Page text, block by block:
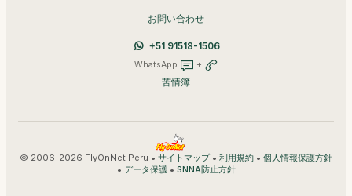
お問い合わせ
+51 91518-1506
WhatsApp +
苦情簿
© 2006-2026 FlyOnNet Peru • サイトマップ• 利用規約 • 個人情報保護方針
• データ保護• SNNA防止方針